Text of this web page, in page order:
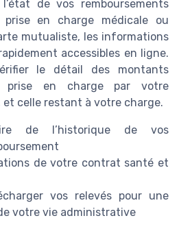
de vos remboursements
prise en charge médicale ou
mutualiste, les informations
accessibles en ligne.
le détail des montants
prise en charge par votre
celle restant à votre charge.
de l’historique de vos
de votre contrat santé et
vos relevés pour une
votre vie administrative